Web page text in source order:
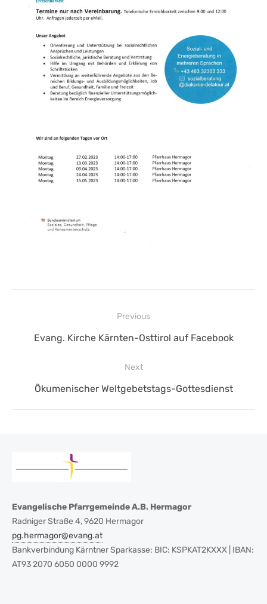
Beitragsnavigation
Previous
Previous
Evang. Kirche Kärnten-Osttirol auf Facebook
Next
Next
Ökumenischer Weltgebetstags-Gottesdienst
Evangelische Pfarrgemeinde A.B. Hermagor
Radniger Straße 4, 9620 Hermagor
pg.hermagor@evang.at
Bankverbindung Kärntner Sparkasse: BIC: KSPKAT2KXXX | IBAN:
AT93 2070 6050 0000 9992